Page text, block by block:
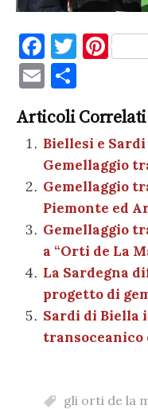
F
a
c
e
b
o
o
k
T
te
r
Pi
es
t
E
m
ai
l
o
n
di
vi
di
Articoli
Biellesi e
Gemellaggio
Gemellaggio
Piemonte ed
Gemellaggio
a “Orti de La
La Sardegna
progetto di
Sardi di Biella
transoceanico
gli orti de la